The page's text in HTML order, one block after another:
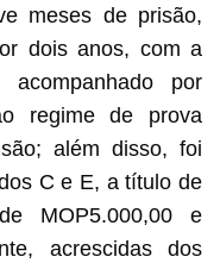
meses de prisão,
dois anos, com a
por
regime de prova
além disso, foi
C e E, a título de
MOP5.000,00 e
acrescidas dos